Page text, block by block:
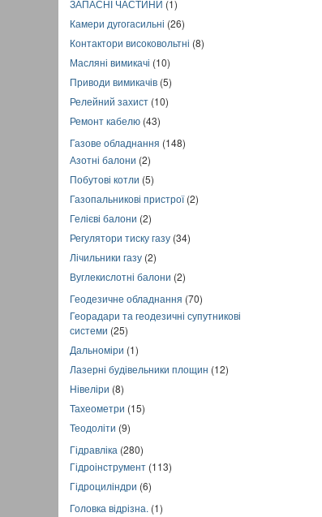
ЗАПАСНІ ЧАСТИНИ (1)
Камери дугогасильні (26)
Контактори високовольтні (8)
Масляні вимикачі (10)
Приводи вимикачів (5)
Релейний захист (10)
Ремонт кабелю (43)
Газове обладнання (148)
Азотні балони (2)
Побутові котли (5)
Газопальникові пристрої(2)
Гелієві балони (2)
Регулятори тиску газу (34)
Лічильники газу (2)
Вуглекислотні балони (2)
Геодезичне обладнання (70)
Георадари та геодезичні супутникові
системи (25)
Дальноміри (1)
Лазерні будівельники площин (12)
Нівеліри (8)
Тахеометри (15)
Теодоліти (9)
Гідравліка (280)
Гідроінструмент (113)
Гідроциліндри (6)
Головка відрізна. (1)